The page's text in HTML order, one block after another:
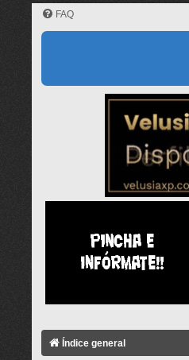
FAQ
Índice general